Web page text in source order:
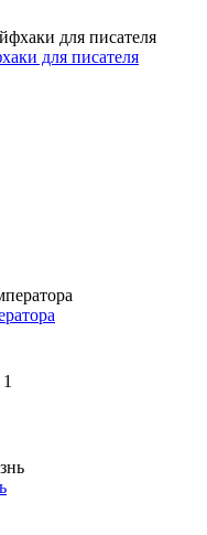
для писателя